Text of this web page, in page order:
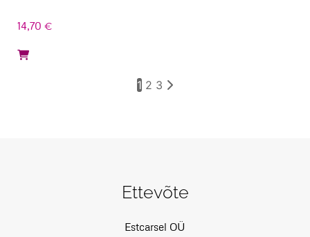
14,70 €
1 2 3
Ettevõte
Estcarsel OÜ